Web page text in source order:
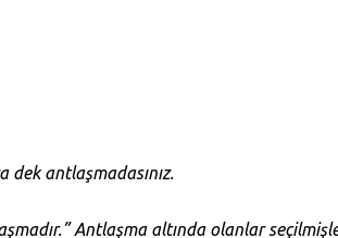
dek antlaşmadasınız.
Antlaşma altında olanlar